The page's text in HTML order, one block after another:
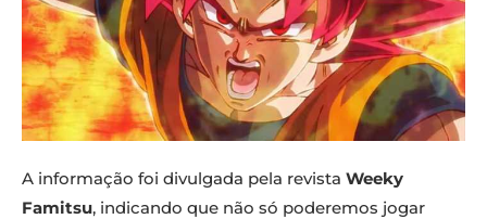
A informação foi divulgada pela revista Weeky
Famitsu, indicando que não só poderemos jogar